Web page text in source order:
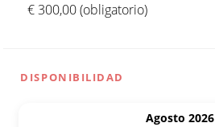
€ 300,00 (obligatorio)
DISPONIBILIDAD
Agosto 2026